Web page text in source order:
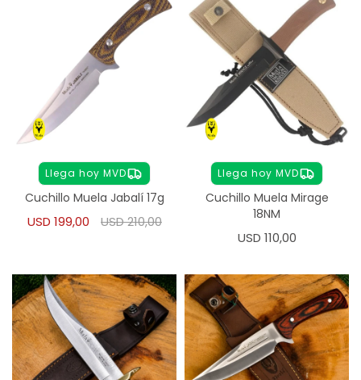
Llega hoy MVD
Cuchillo Muela Jabalí 17g
USD 199,00 USD210,00
Llega hoy MVD
Cuchillo Muela Mirage
18NM
USD 110,00